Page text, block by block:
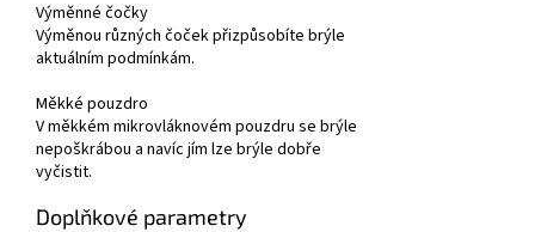
Výměnné čočky
Výměnou různých čoček přizpůsobíte brýle
aktuálním podmínkám.
Měkké pouzdro
V měkkém mikrovláknovém pouzdru se brýle
nepoškrábou a navíc jím lze brýle dobře
vyčistit.
Doplňkové parametry